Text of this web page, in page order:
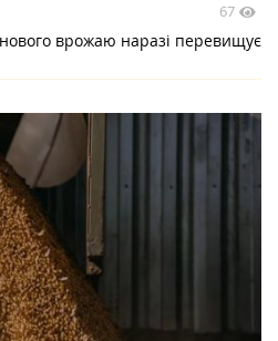
67
нового врожаю наразі перевищує